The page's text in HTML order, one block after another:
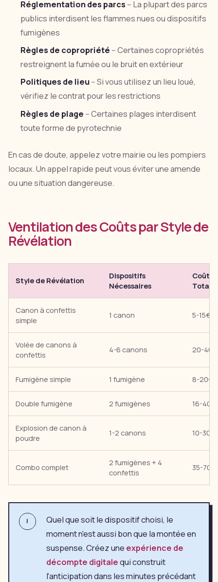
Réglementation des parcs-- La plupart des parcs
publics interdisent les flammes nues ou dispositifs
fumigènes
Règles de copropriété -- Certaines copropriétés
restreignent la fumée ou le bruit en extérieur
Politiques de lieu-- Si vous utilisez un lieu loué,
vérifiez le contrat pour les restrictions
Règles de plage -- Certaines plages interdisent
toute forme de pyrotechnie
En cas de doute, appelez votre mairie ou les pompiers
locaux. Un appel rapide peut vous éviter une amende
ou une situation dangereuse.
Ventilation des Coûts par Style de
Révélation
Style de Révélation
Dispositifs
Nécessaires
Coût
Total
Canon à confettis
simple
1 canon 5-15€
Volée de canons à
confettis
4-6 canons 20-40€
Fumigène simple 1 fumigène 8-20€
Double fumigène 2 fumigènes 16-40€
Explosion de canon à
poudre
1-2 canons 10-30€
Combo complet
2 fumigènes + 4
confettis
35-70€
i
Quel que soit le dispositif choisi, le
moment n'est aussi bon que la montée en
suspense. Créez une expérience de
décompte digitalequi construit
l'anticipation dans les minutes précédant